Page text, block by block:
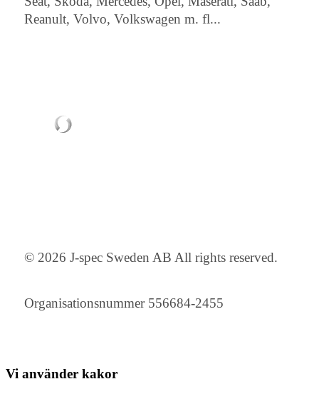
Reanult, Volvo, Volkswagen m. fl...
© 2026 J-spec Sweden AB All rights reserved.
Organisationsnummer 556684-2455
Vi använder kakor